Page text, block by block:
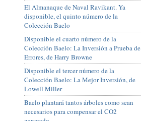
El Almanaque de Naval Ravikant. Ya
disponible, el quinto número de la
Colección Baelo
Disponible el cuarto número de la
Colección Baelo: La Inversión a Prueba de
Errores, de Harry Browne
Disponible el tercer número de la
Colección Baelo: La Mejor Inversión, de
Lowell Miller
Baelo plantará tantos árboles como sean
necesarios para compensar el CO2